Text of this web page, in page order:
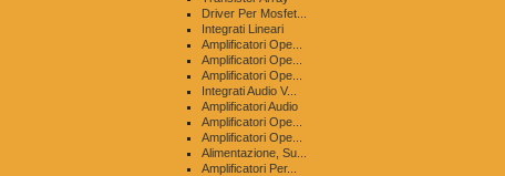
Driver Per Mosfet...
Integrati Lineari
Amplificatori Ope...
Amplificatori Ope...
Amplificatori Ope...
Integrati Audio V...
Amplificatori Audio
Amplificatori Ope...
Amplificatori Ope...
Alimentazione, Su...
Amplificatori Per...